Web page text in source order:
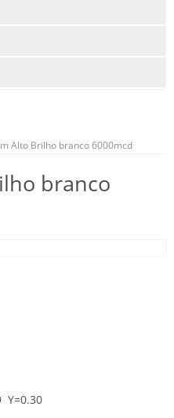
Alto Brilho branco 6000mcd
branco
Y=0.30